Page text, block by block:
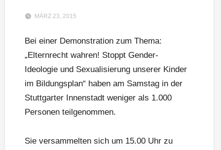
MÄRZ 23, 2015
Bei einer Demonstration zum Thema:
„Elternrecht wahren! Stoppt Gender-
Ideologie und Sexualisierung unserer Kinder
im Bildungsplan“ haben am Samstag in der
Stuttgarter Innenstadt weniger als 1.000
Personen teilgenommen.
Sie versammelten sich um 15.00 Uhr zu